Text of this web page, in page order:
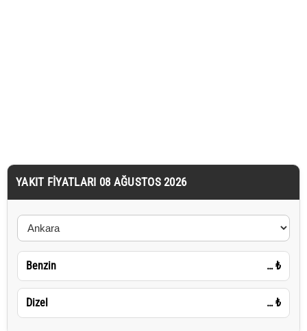
YAKIT FIYATLARI 08 AĞUSTOS 2026
Benzin … ₺
Dizel … ₺